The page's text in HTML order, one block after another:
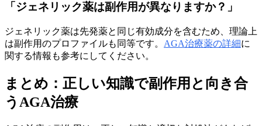
「ジェネリック薬は副作用が異なりますか？」
ジェネリック薬は先発薬と同じ有効成分を含むため、理論上
は副作用のプロファイルも同等です。 AGA治療薬の詳細に
関する情報も参考にしてください。
まとめ：正しい知識で副作用と向き合
うAGA治療